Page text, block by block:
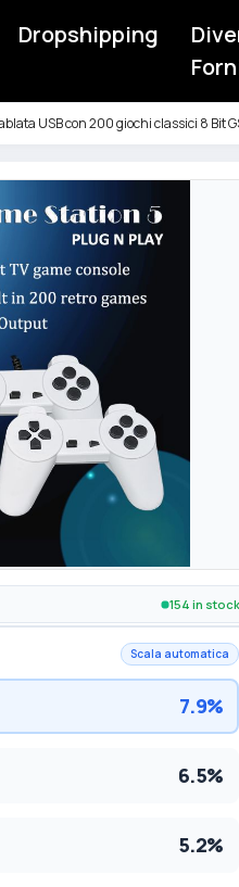
Dropshipping
USB con 200 giochi classici 8 Bit
154 in stock
Scala automatica
7.9%
6.5%
5.2%